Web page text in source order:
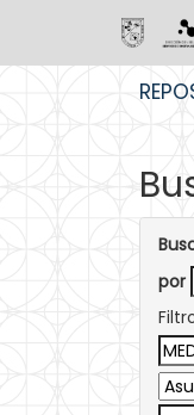
por